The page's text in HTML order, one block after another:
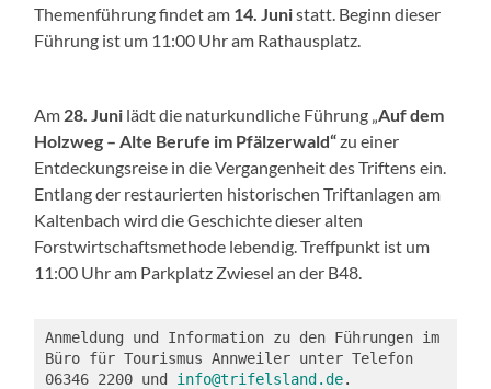
Themenführung findet am 14. Junistatt. Beginn dieser
Führung ist um 11:00 Uhr am Rathausplatz.
Am 28. Juni lädt die naturkundliche Führung „Auf dem
Holzweg – Alte Berufe im Pfälzerwald“zu einer
Entdeckungsreise in die Vergangenheit des Triftens ein.
Entlang der restaurierten historischen Triftanlagen am
Kaltenbach wird die Geschichte dieser alten
Forstwirtschaftsmethode lebendig. Treffpunkt ist um
11:00 Uhr am Parkplatz Zwiesel an der B48.
Anmeldung und Information zu den Führungen im
Büro für Tourismus Annweiler unter Telefon
06346 2200 und info@trifelsland.de.